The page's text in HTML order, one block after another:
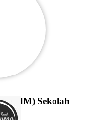
(SIM) Sekolah